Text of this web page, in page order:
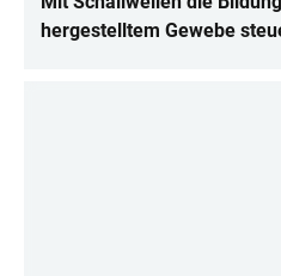
hergestelltem Gewebe